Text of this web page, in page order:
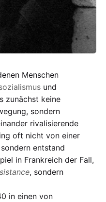
Menschen
und
zunächst keine
sondern
rivalisierende
oft nicht von einer
entstand
in Frankreich der Fall,
, sondern
in einen von